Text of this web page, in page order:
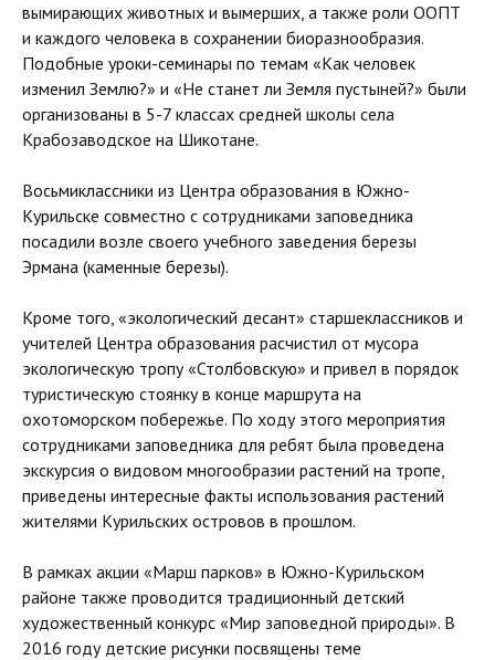
вымирающих животных и вымерших, а также роли ООПТ
и каждого человека в сохранении биоразнообразия.
Подобные уроки-семинары по темам «Как человек
изменил Землю?» и «Не станет ли Земля пустыней?» были
организованы в 5-7 классах средней школы села
Крабозаводское на Шикотане.
Восьмиклассники из Центра образования в Южно-
Курильске совместно с сотрудниками заповедника
посадили возле своего учебного заведения березы
Эрмана (каменные березы).
Кроме того, «экологический десант» старшеклассников и
учителей Центра образования расчистил от мусора
экологическую тропу «Столбовскую» и привел в порядок
туристическую стоянку в конце маршрута на
охотоморском побережье. По ходу этого мероприятия
сотрудниками заповедника для ребят была проведена
экскурсия о видовом многообразии растений на тропе,
приведены интересные факты использования растений
жителями Курильских островов в прошлом.
В рамках акции «Марш парков» в Южно-Курильском
районе также проводится традиционный детский
художественный конкурс «Мир заповедной природы». В
2016 году детские рисунки посвящены теме